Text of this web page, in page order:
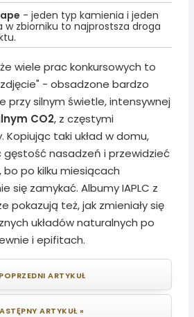
- jeden typ kamienia i jeden
w zbiorniku to najprostsza droga
wiele prac konkursowych to
- obsadzone bardzo
przy silnym świetle, intensywnej
CO2, z częstymi
taki układ w domu,
nasadzeń i przewidzieć
po kilku miesiącach
się zamykać. Albumy IAPLC z
pokazują też, jak zmieniały się
układów naturalnych po
i epifitach.
ARTYKUŁ
ARTYKUŁ »